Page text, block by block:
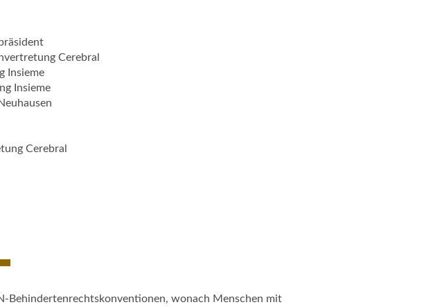
Cerebral
Insieme
Insieme
Cerebral
Behindertenrechtskonventionen, wonach Menschen mit